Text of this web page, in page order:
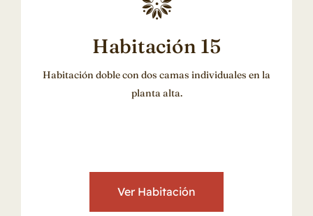
Habitación 15
Habitación doble con dos camas individuales en la
planta alta.
Ver Habitación